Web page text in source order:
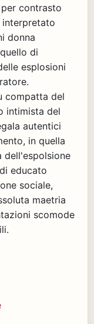
contrasto
donna
di
esplosioni
compatta del
intimista del
autentici
in quella
dell'espolsione
educato
sociale,
maetria
scomode